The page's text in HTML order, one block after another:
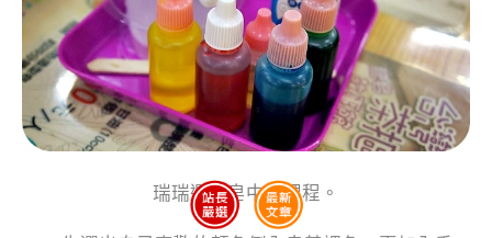
瑞瑞選了皂中皂課程。